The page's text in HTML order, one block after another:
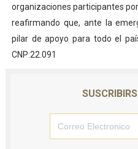
organizaciones participantes
reafirmando que, ante la
pilar de apoyo para todo el
CNP:22.091